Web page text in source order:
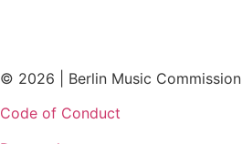
© 2026 | Berlin Music Commission
Code of Conduct